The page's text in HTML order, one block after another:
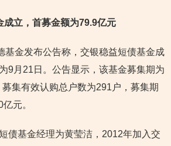
成立，首募金额为79.9亿元
基金发布公告称，交银稳益短债基金成
9月21日。公告显示，该基金募集期为
集有效认购总户数为291户，募集期
元。
债基金经理为黄莹洁，2012年加入交